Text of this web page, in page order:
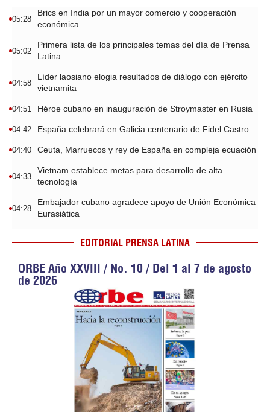
05:28
Brics en India por un mayor comercio y cooperación
económica
05:02
Primera lista de los principales temas del día de Prensa
Latina
04:58
Líder laosiano elogia resultados de diálogo con ejército
vietnamita
04:51 Héroe cubano en inauguración de Stroymaster en Rusia
04:42 España celebrará en Galicia centenario de Fidel Castro
04:40 Ceuta, Marruecos y rey de España en compleja ecuación
04:33
Vietnam establece metas para desarrollo de alta
tecnología
04:28
Embajador cubano agradece apoyo de Unión Económica
Eurasiática
EDITORIAL PRENSA LATINA
ORBE Año XXVIII / No. 10 / Del 1 al 7 de agosto
de 2026